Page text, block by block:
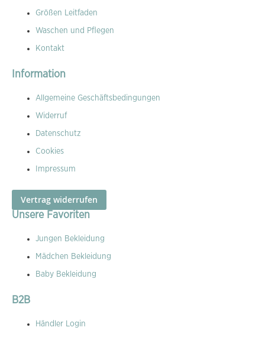
Größen Leitfaden
Waschen und Pflegen
Kontakt
Information
Allgemeine Geschäftsbedingungen
Widerruf
Datenschutz
Cookies
Impressum
Vertrag widerrufen
Unsere Favoriten
Jungen Bekleidung
Mädchen Bekleidung
Baby Bekleidung
B2B
Händler Login